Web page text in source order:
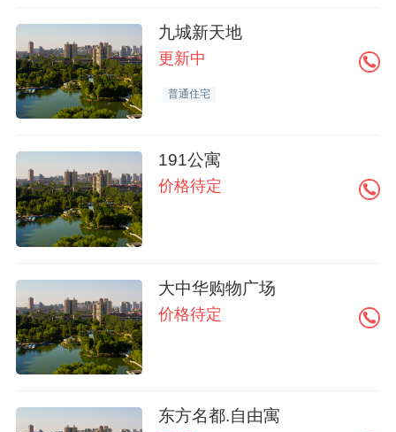
九城新天地
更新中
普通住宅
191公寓
价格待定
大中华购物广场
价格待定
东方名都.自由寓